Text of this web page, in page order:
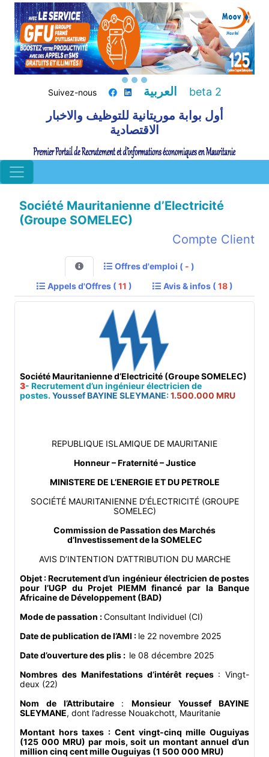
Suivez-nous العربية beta 2
أول بوابة موريتانية للتوظيف والاخبار
الاقتصادية
Société Mauritanienne d’Electricité
(Groupe SOMELEC)
Compte Client
Offres d'emploi ( - )
Appels d'Offres ( 11 ) Avis & infos ( 18)
Société Mauritanienne d’Electricité (Groupe SOMELEC)
3- Recrutement d’un ingénieur électricien de
postes. Youssef BAYINE SLEYMANE:1.500.000 MRU
REPUBLIQUE ISLAMIQUE DE MAURITANIE
Honneur – Fraternité – Justice
MINISTERE DE L’ENERGIE ET DU PETROLE
SOCIÉTÉ MAURITANIENNE D’ÉLECTRICITÉ (GROUPE
SOMELEC)
Commission de Passation des Marchés
d’Investissement de la SOMELEC
AVIS D’INTENTION D’ATTRIBUTION DU MARCHE
Objet : Recrutement d’un ingénieur électricien de postes
pour l’UGP du Projet PIEMM financé par la Banque
Africaine de Développement (BAD)
Mode de passation :Consultant Individuel (CI)
Date de publication de l’AMI : le 22 novembre 2025
Date d’ouverture des plis : le 08 décembre 2025
Nombres des Manifestations d’intérêt reçues : Vingt-
deux (22)
Nom de l’Attributaire : Monsieur Youssef BAYINE
SLEYMANE, dont l’adresse Nouakchott, Mauritanie
Montant hors taxes : Cent vingt-cinq mille Ouguiyas
(125 000 MRU) par mois, soit un montant annuel d’un
million cinq cent mille Ouguiyas (1 500 000 MRU)